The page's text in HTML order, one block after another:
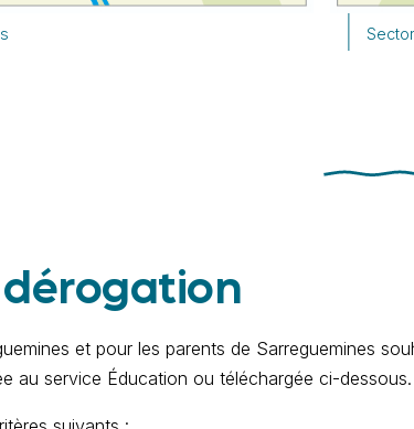
et pour les parents de Sarreguemines
au service Éducation ou téléchargée ci-dessous.